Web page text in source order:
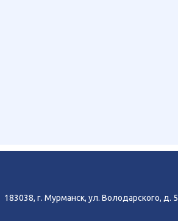
183038, г. Мурманск, ул. Володарского, д. 5